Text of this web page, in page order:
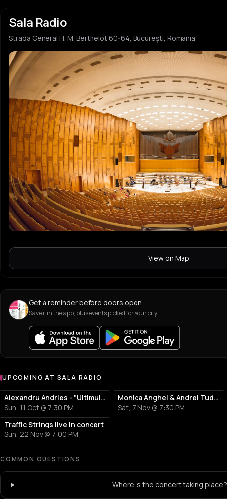
Sala Radio
Strada General H. M. Berthelot 60-64, București, Romania
View on Map
Get a reminder before doors open
Save it in the app, plus events picked for your city.
More events at Sala Radio
UPCOMING AT SALA RADIO
Alexandru Andries - "Ultimul dans"
Sun, 11 Oct @ 7:30 PM
Monica Anghel & Andrei Tudor - Confesiuni Muzicale
Sat, 7 Nov @ 7:30 PM
Traffic Strings live in concert
Sun, 22 Nov @ 7:00 PM
COMMON QUESTIONS
Where is the concert taking place?